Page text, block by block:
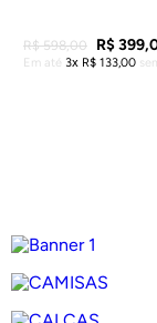
R$ 598,00 R$399,
Em até 3 R$ 133,00
CAMISAS